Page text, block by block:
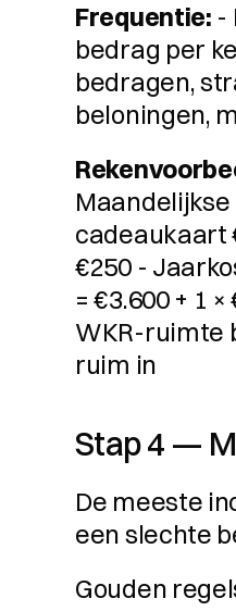
Frequentie: -
bedrag per
bedragen,
beloningen,
cadeaukaart
€250 -
= €3.600 + 1
WKR-ruimte
ruim in
Stap 4 —
De meeste
een slechte
Gouden